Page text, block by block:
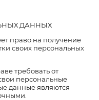
ДАННЫХ
право на получение
своих персональных
требовать от
персональные
данные являются